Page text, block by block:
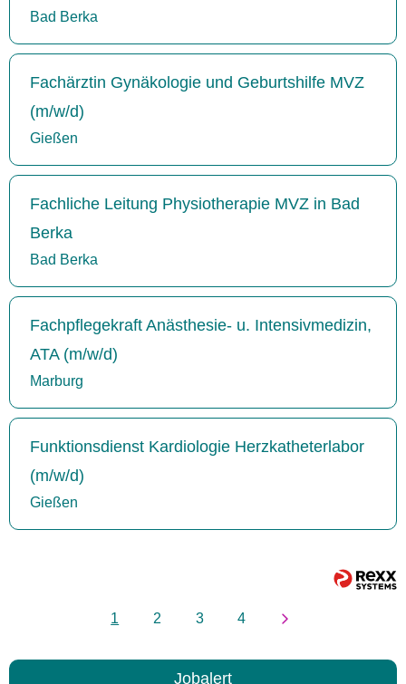
Bad Berka
Fachärztin Gynäkologie und Geburtshilfe MVZ
(m/w/d)
Gießen
Fachliche Leitung Physiotherapie MVZ in Bad
Berka
Bad Berka
Fachpflegekraft Anästhesie- u. Intensivmedizin,
ATA (m/w/d)
Marburg
Funktionsdienst Kardiologie Herzkatheterlabor
(m/w/d)
Gießen
1 2 3 4
Jobalert